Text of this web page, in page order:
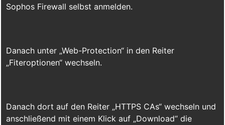
Sophos Firewall selbst anmelden.
Danach unter „Web-Protection“ in den Reiter
„Fiteroptionen“ wechseln.
Danach dort auf den Reiter „HTTPS CAs“ wechseln und
anschließend mit einem Klick auf „Download“ die